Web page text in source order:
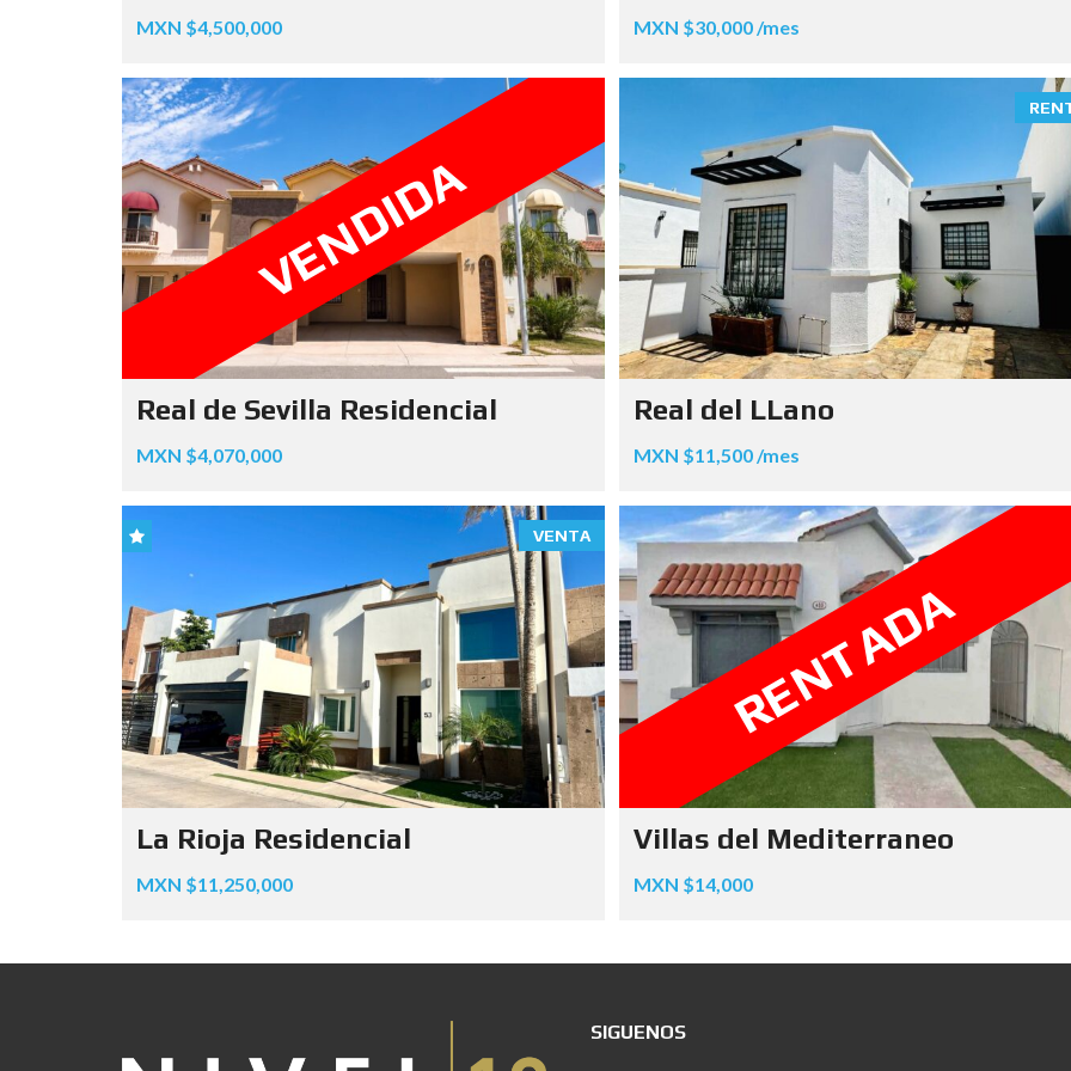
MXN $4,500,000 MXN $30,000 /mes
VENDIDA
Real de Sevilla Residencial
MXN $4,070,000
Real del LLano
MXN $11,500 /mes
VENTA
La Rioja Residencial
MXN $11,250,000
RENTADA
Villas del Mediterraneo
MXN $14,000
SIGUENOS